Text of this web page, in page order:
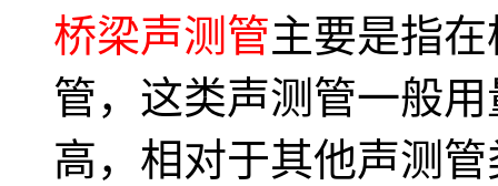
桥梁声测管主要是指
管，这类声测管一般
高，相对于其他声测